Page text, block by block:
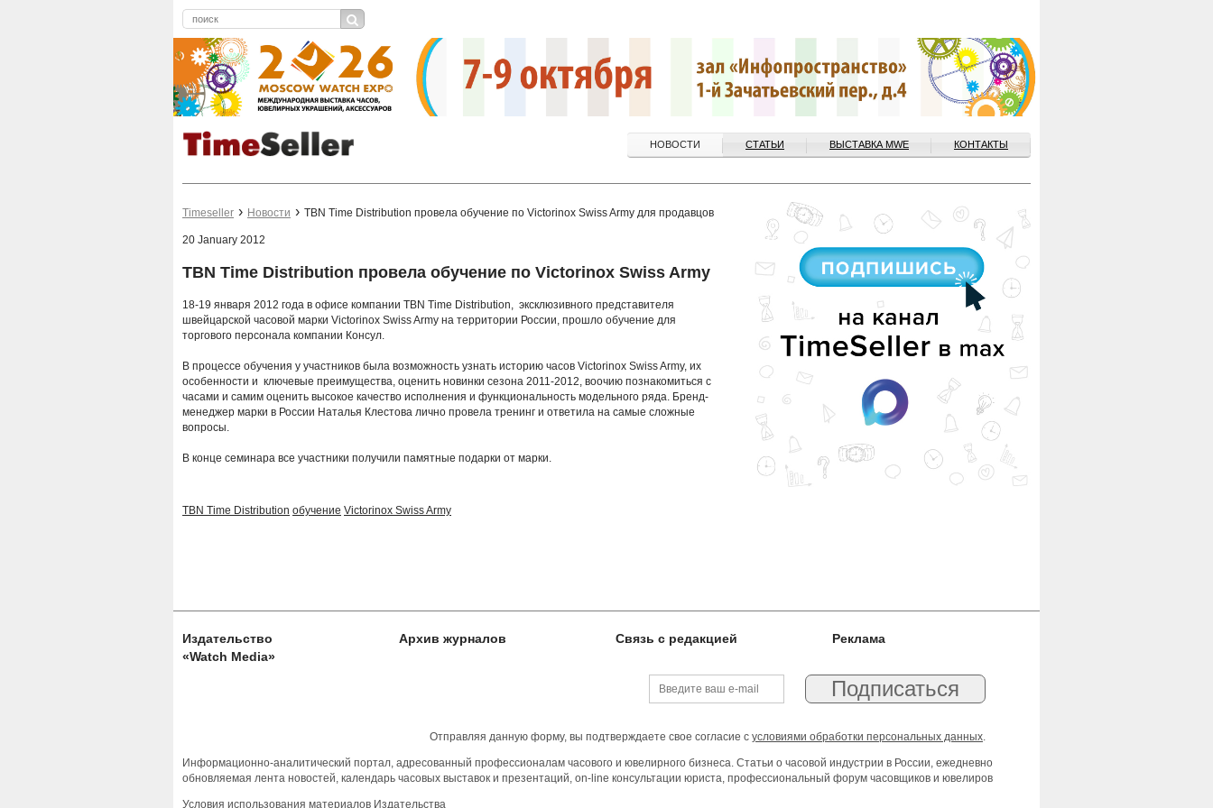
НОВОСТИ СТАТЬИ ВЫСТАВКА MWE КОНТАКТЫ
Timeseller Новости TBN Time Distribution провела обучение по Victorinox Swiss Army для продавцов
20 January 2012
TBN Time Distribution провела обучение по Victorinox Swiss Army
18-19 января 2012 года в офисе компании TBN Time Distribution, эксклюзивного представителя
швейцарской часовой марки Victorinox Swiss Army на территории России, прошло обучение для
торгового персонала компании Консул.
В процессе обучения у участников была возможность узнать историю часов Victorinox Swiss Army, их
особенности и ключевые преимущества, оценить новинки сезона 2011-2012, воочию познакомиться с
часами и самим оценить высокое качество исполнения и функциональность модельного ряда. Бренд-
менеджер марки в России Наталья Клестова лично провела тренинг и ответила на самые сложные
вопросы.
В конце семинара все участники получили памятные подарки от марки.
TBN Time Distribution обучение Victorinox Swiss Army
Издательство
«Watch Media»
Архив журналов Связь с редакцией Реклама
Отправляя данную форму, вы подтверждаете свое согласие с условиями обработки персональных данных.
Информационно-аналитический портал, адресованный профессионалам часового и ювелирного бизнеса. Статьи о часовой индустрии в России, ежедневно
обновляемая лента новостей, календарь часовых выставок и презентаций, on-line консультации юриста, профессиональный форум часовщиков и ювелиров
Условия использования материалов Издательства